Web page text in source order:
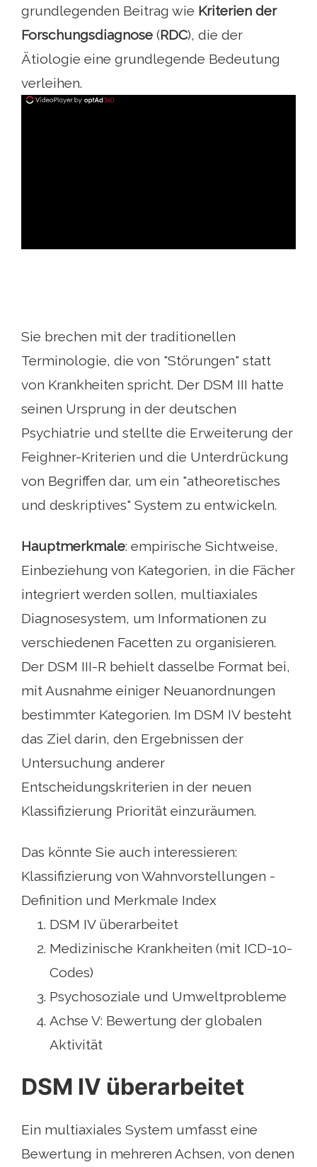
grundlegenden Beitrag wie Kriterien der
Forschungsdiagnose (RDC), die der
Ätiologie eine grundlegende Bedeutung
verleihen.
Sie brechen mit der traditionellen
Terminologie, die von "Störungen" statt
von Krankheiten spricht. Der DSM III hatte
seinen Ursprung in der deutschen
Psychiatrie und stellte die Erweiterung der
Feighner-Kriterien und die Unterdrückung
von Begriffen dar, um ein "atheoretisches
und deskriptives" System zu entwickeln.
Hauptmerkmale: empirische Sichtweise,
Einbeziehung von Kategorien, in die Fächer
integriert werden sollen, multiaxiales
Diagnosesystem, um Informationen zu
verschiedenen Facetten zu organisieren.
Der DSM III-R behielt dasselbe Format bei,
mit Ausnahme einiger Neuanordnungen
bestimmter Kategorien. Im DSM IV besteht
das Ziel darin, den Ergebnissen der
Untersuchung anderer
Entscheidungskriterien in der neuen
Klassifizierung Priorität einzuräumen.
Das könnte Sie auch interessieren:
Klassifizierung von Wahnvorstellungen -
Definition und Merkmale Index
DSM IV überarbeitet
Medizinische Krankheiten (mit ICD-10-
Codes)
Psychosoziale und Umweltprobleme
Achse V: Bewertung der globalen
Aktivität
DSM IV überarbeitet
Ein multiaxiales System umfasst eine
Bewertung in mehreren Achsen, von denen